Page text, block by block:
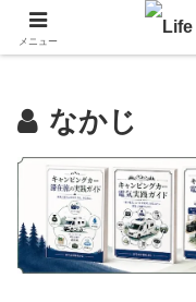
自作キャンピングカーで
なかじ
メニュー